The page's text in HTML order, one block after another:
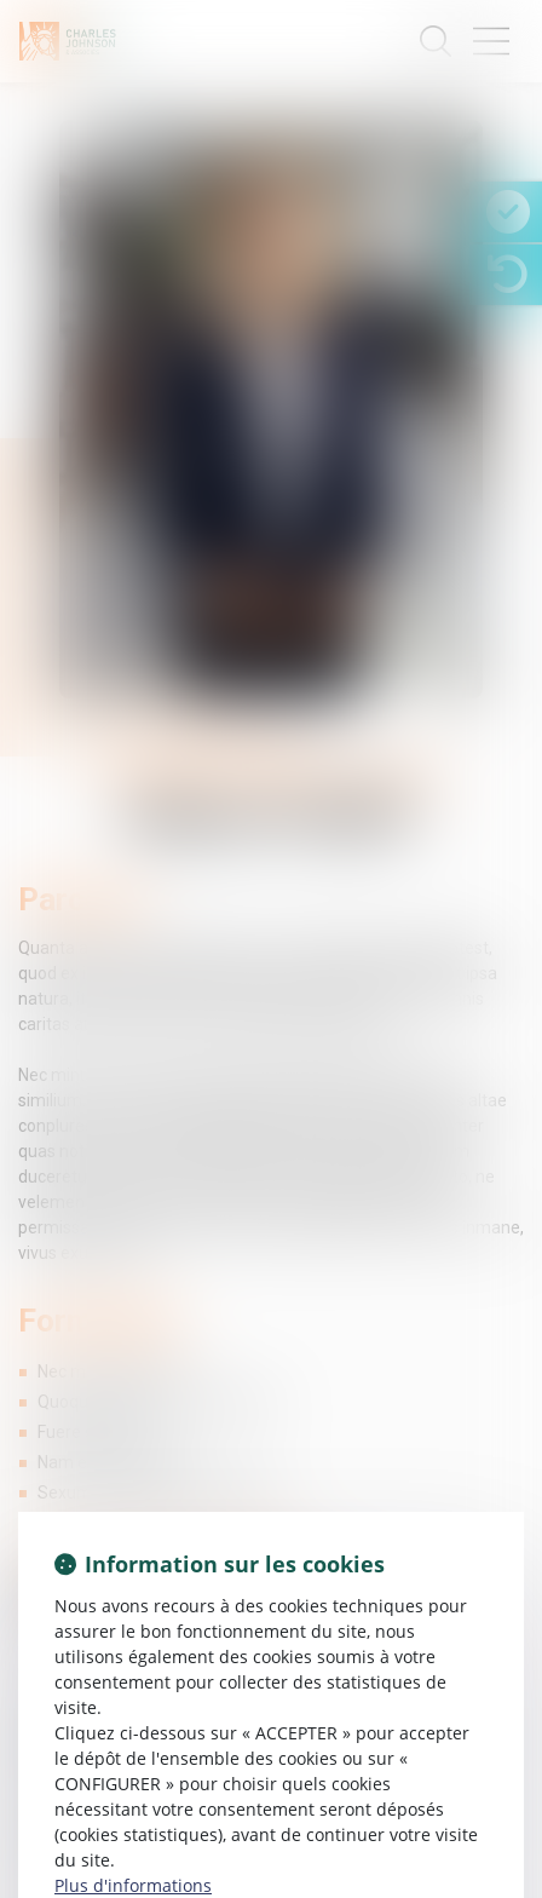
Parcours
Quanta autem vis amicitiae sit, ex hoc intellegi maxime potest,
quod ex infinita societate generis humani, quam conciliavit ipsa
natura, ita contracta res est et adducta in angustum ut omnis
caritas aut inter duos aut inter paucos iungeretur.
Nec minus feminae quoque calamitatum participes fuere
similium. nam ex hoc quoque sexu peremptae sunt originis altae
conplures, adulteriorum flagitiis obnoxiae vel stuprorum. inter
quas notiores fuere Claritas et Flaviana, quarum altera cum
duceretur ad mortem, indumento, quo vestita erat, abrepto, ne
velemen quidem secreto membrorum sufficiens retinere
permissa est. ideoque carnifex nefas admisisse convictus inmane,
vivus exustus est.
Formations
Nec minus feminae
Quoque calamitatum participes
Fuere similium
Nam ex hoc quoque
Sexum peremptae sunt originis
Contacter Maître Alison FLAKY
Contacter Alison FLAKY
Nom
Prénom
E-mail
Information sur les cookies
Nous avons recours à des cookies techniques pour
assurer le bon fonctionnement du site, nous
utilisons également des cookies soumis à votre
consentement pour collecter des statistiques de
visite.
Cliquez ci-dessous sur « ACCEPTER » pour accepter
le dépôt de l'ensemble des cookies ou sur «
CONFIGURER » pour choisir quels cookies
nécessitant votre consentement seront déposés
(cookies statistiques), avant de continuer votre visite
du site.
Plus d'informations